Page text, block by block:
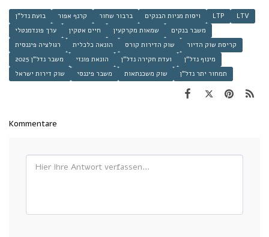
בועת נדל"ן קרנף אפור ברבור שחור ויסות מניות הבנקים LTP
LTV
ערך פונדמנטלי
חיים אטקין שמאות מקרקעין
משבר בנקים
רגולציה פיננסית
הונאה כלכלית שוק הדירות קורס
קריסת שוק הדיור
משבר נדל"ן 2025
הונאת פונזי ועדת חקירה נדל"ן
מינוף נדל"ן
שוק דירות ישראל
משבר פיננסי שוק משכנתאות תמחור יתר נדל"ן
Kommentare